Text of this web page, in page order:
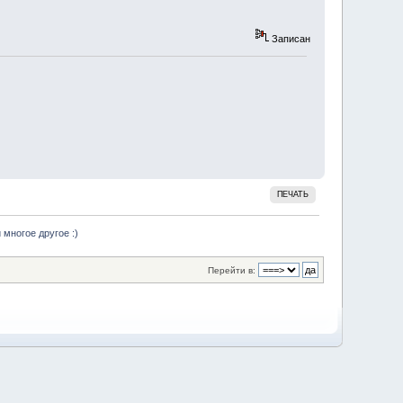
Записан
ПЕЧАТЬ
другое :)
Перейти в: